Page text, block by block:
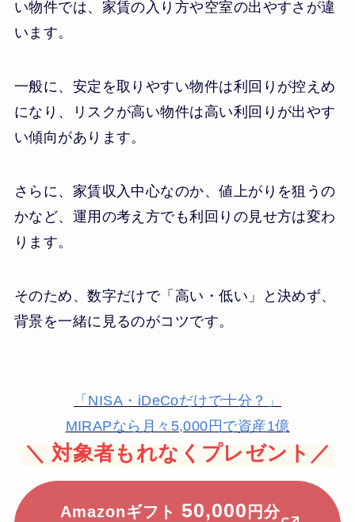
い物件では、家賃の入り方や空室の出やすさが違
います。
一般に、安定を取りやすい物件は利回りが控えめ
になり、リスクが高い物件は高い利回りが出やす
い傾向があります。
さらに、家賃収入中心なのか、値上がりを狙うの
かなど、運用の考え方でも利回りの見せ方は変わ
ります。
そのため、数字だけで「高い・低い」と決めず、
背景を一緒に見るのがコツです。
「NISA・iDeCoだけで十分？」
MIRAPなら月々5,000円で資産1億
＼ 対象者もれなくプレゼント／
Amazonギフト 50,000 円分